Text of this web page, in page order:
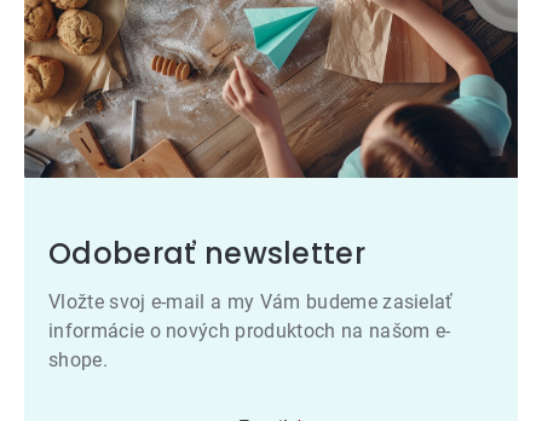
Odoberať newsletter
Vložte svoj e-mail a my Vám budeme zasielať
informácie o nových produktoch na našom e-
shope.